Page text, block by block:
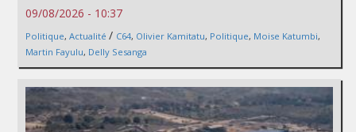
09/08/2026 - 10:37
Politique, Actualité / C64, Olivier Kamitatu, Politique, Moise Katumbi,
Martin Fayulu, Delly Sesanga